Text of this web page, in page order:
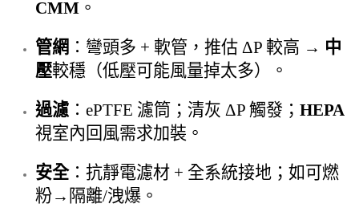
CMM 。
管網 ：彎頭多 + 軟管，推估 ΔP 較高 → 中
壓較穩（低壓可能風量掉太多）。
過濾 ：ePTFE 濾筒；清灰 ΔP 觸發； HEPA
視室內回風需求加裝。
安全：抗靜電濾材 + 全系統接地；如可燃
粉→隔離/洩爆。